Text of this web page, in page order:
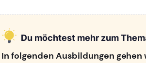
Du möchtest mehr zum
In folgenden Ausbildungen